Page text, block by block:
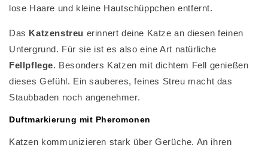
lose Haare und kleine Hautschüppchen entfernt.
Das Katzenstreu erinnert deine Katze an diesen feinen
Untergrund. Für sie ist es also eine Art natürliche
Fellpflege. Besonders Katzen mit dichtem Fell genießen
dieses Gefühl. Ein sauberes, feines Streu macht das
Staubbaden noch angenehmer.
Duftmarkierung mit Pheromonen
Katzen kommunizieren stark über Gerüche. An ihren